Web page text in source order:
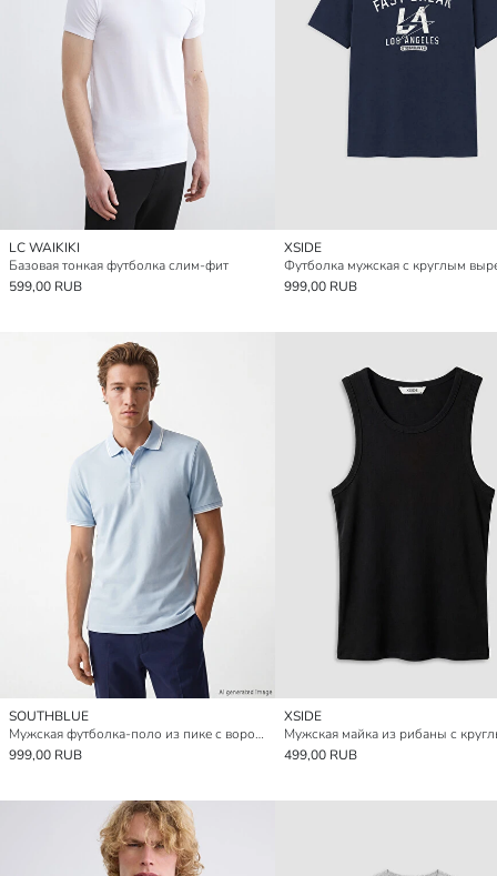
LC WAIKIKI
Базовая тонкая футболка слим-фит
599,00 RUB
XSIDE
999,00 RUB
SOUTHBLUE
Мужская футболка-поло из пике с воротником-поло
999,00 RUB
XSIDE
499,00 RUB